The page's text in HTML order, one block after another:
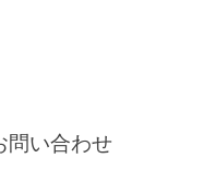
問い合わせ